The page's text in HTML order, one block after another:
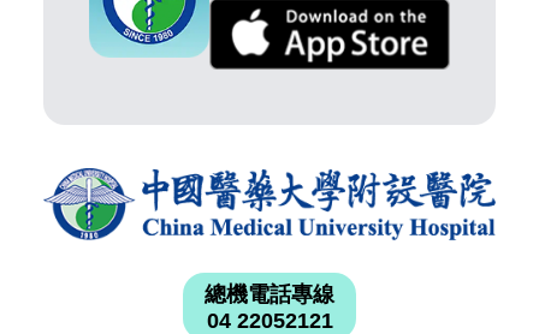
總機電話專線
04 22052121